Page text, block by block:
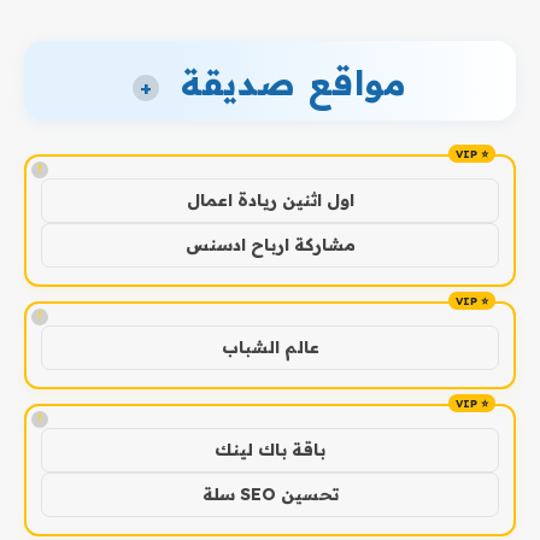
مواقع صديقة +
!
اول اثنين ريادة اعمال
مشاركة ارباح ادسنس
!
عالم الشباب
!
باقة باك لينك
تحسين SEO سلة